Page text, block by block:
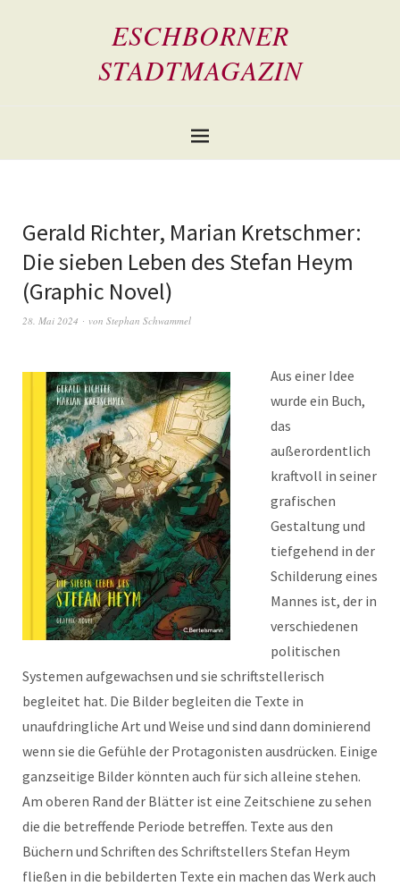
ESCHBORNER
STADTMAGAZIN
Gerald Richter, Marian Kretschmer:
Die sieben Leben des Stefan Heym
(Graphic Novel)
28. Mai 2024 von Stephan Schwammel
Aus einer Idee
wurde ein Buch,
das
außerordentlich
kraftvoll in seiner
grafischen
Gestaltung und
tiefgehend in der
Schilderung eines
Mannes ist, der in
verschiedenen
politischen
Systemen aufgewachsen und sie schriftstellerisch
begleitet hat. Die Bilder begleiten die Texte in
unaufdringliche Art und Weise und sind dann dominierend
wenn sie die Gefühle der Protagonisten ausdrücken. Einige
ganzseitige Bilder könnten auch für sich alleine stehen.
Am oberen Rand der Blätter ist eine Zeitschiene zu sehen
die die betreffende Periode betreffen. Texte aus den
Büchern und Schriften des Schriftstellers Stefan Heym
fließen in die bebilderten Texte ein machen das Werk auch